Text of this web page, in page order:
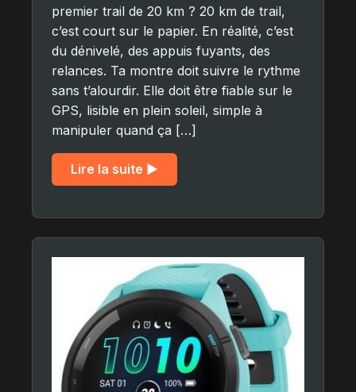
premier trail de 20 km ? 20 km de trail,
c’est court sur le papier. En réalité, c’est
du dénivelé, des appuis fuyants, des
relances. Ta montre doit suivre le rythme
sans t’alourdir. Elle doit être fiable sur le
GPS, lisible en plein soleil, simple à
manipuler quand ça […]
Lire la suite ▶︎